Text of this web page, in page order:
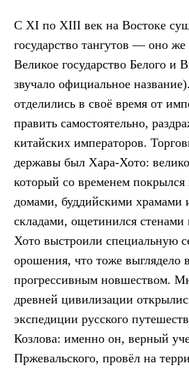
С XI по XIII век на Востоке
государство тангутов — оно
Великое государство Белого и
звучало официальное
отделились в своё время от
править самостоятельно,
китайских императоров.
державы был Хара-Хото:
который со временем покрылся
домами, буддийскими храмами
складами, ощетинился
Хото выстроили специальную
орошения, что тоже выглядело
прогрессивным новшеством.
древней цивилизации
экспедиции русского
Козлова: именно он, верный
Пржевальского, провёл на